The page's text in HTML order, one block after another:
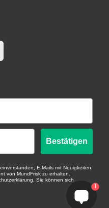
Bestätigen
E-Mails mit Neuigkeiten,
von MundFrisk zu erhalten.
Sie können sich
1